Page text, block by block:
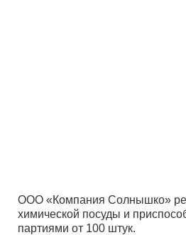
ООО «Компания Солнышко»
химической посуды и
партиями от 100 штук.